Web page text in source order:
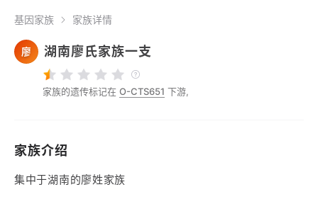
基因家族 家族详情
廖 湖南廖氏家族一支
家族的遗传标记在 O-CTS651 下游,
家族介绍
集中于湖南的廖姓家族